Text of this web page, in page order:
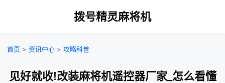
拨号精灵麻将机
首页 > 资讯中心 > 攻略科普
见好就收!改装麻将机遥控器厂家_怎么看懂